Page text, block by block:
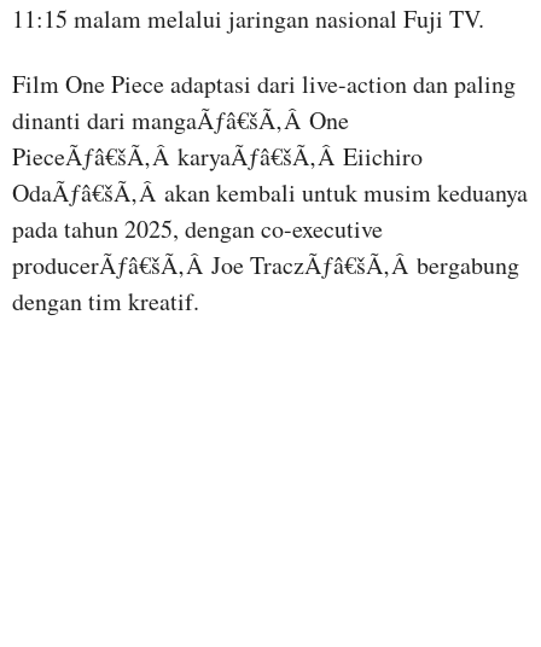
11:15 malam melalui jaringan nasional Fuji TV.
Film One Piece adaptasi dari live-action dan paling
dinanti dari mangaÃƒâ€šÃ‚Â One
PieceÃƒâ€šÃ‚Â karyaÃƒâ€šÃ‚Â Eiichiro
OdaÃƒâ€šÃ‚Â akan kembali untuk musim keduanya
pada tahun 2025, dengan co-executive
producerÃƒâ€šÃ‚Â Joe TraczÃƒâ€šÃ‚Â bergabung
dengan tim kreatif.